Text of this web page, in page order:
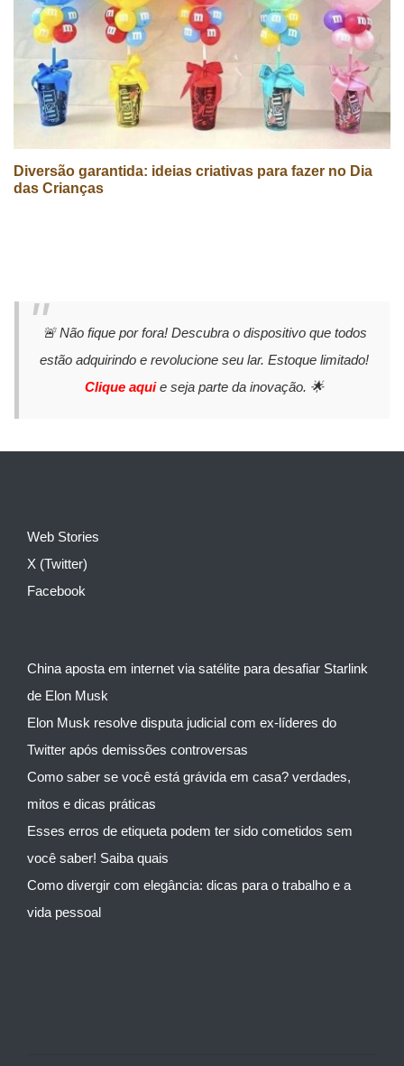
Diversão garantida: ideias criativas para fazer no Dia
das Crianças
🚨 Não fique por fora! Descubra o dispositivo que todos
estão adquirindo e revolucione seu lar. Estoque limitado!
Clique aquie seja parte da inovação. 🌟
Web Stories
X (Twitter)
Facebook
China aposta em internet via satélite para desafiar Starlink
de Elon Musk
Elon Musk resolve disputa judicial com ex-líderes do
Twitter após demissões controversas
Como saber se você está grávida em casa? verdades,
mitos e dicas práticas
Esses erros de etiqueta podem ter sido cometidos sem
você saber! Saiba quais
Como divergir com elegância: dicas para o trabalho e a
vida pessoal